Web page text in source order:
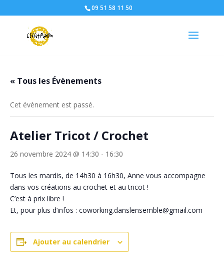
09 51 58 11 50
« Tous les Évènements
Cet évènement est passé.
Atelier Tricot / Crochet
26 novembre 2024 @ 14:30 - 16:30
Tous les mardis, de 14h30 à 16h30, Anne vous accompagne
dans vos créations au crochet et au tricot !
C’est à prix libre !
Et, pour plus d’infos : coworking.danslensemble@gmail.com
Ajouter au calendrier